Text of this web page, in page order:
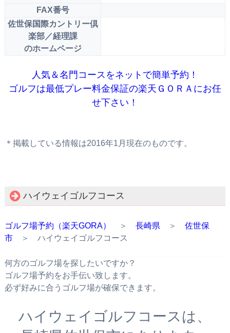
FAX番号
佐世保国際カントリー倶
楽部／経理課
のホームページ
人気＆名門コースをネットで簡単予約！
ゴルフは最低プレー料金保証の楽天ＧＯＲＡにお任
せ下さい！
＊掲載している情報は2016年1月現在のものです。
ハイウェイゴルフコース
ゴルフ場予約（楽天GORA） ＞ 長崎県 ＞ 佐世保
市＞ ハイウェイゴルフコース
何方のゴルフ場を探したいですか？
ゴルフ場予約をお手伝い致します。
必ず好みに合うゴルフ場が確保できます。
ハイウェイゴルフコースは、